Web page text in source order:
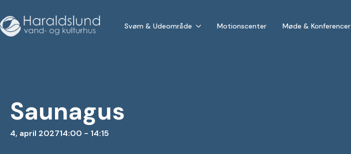
Svøm & Udeområde Motionscenter Møde & Konferencer
Saunagus
4, april 202714:00 - 14:15